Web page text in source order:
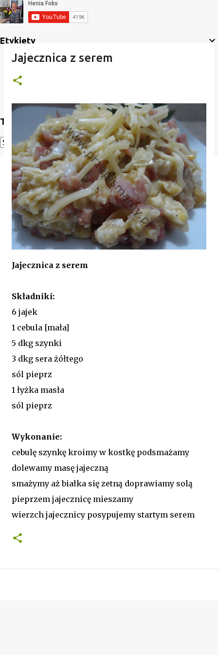
Etykiety
Translate
Powered by Translate
Jajecznica z serem
Jajecznica z serem
Składniki:
6 jajek
1 cebula [mała]
5 dkg szynki
3 dkg sera żółtego
sól pieprz
1 łyżka masła
sól pieprz
Wykonanie:
cebulę szynkę kroimy w kostkę podsmażamy
dolewamy masę jajeczną
smażymy aż białka się zetną doprawiamy solą
pieprzem jajecznicę mieszamy
wierzch jajecznicy posypujemy startym serem